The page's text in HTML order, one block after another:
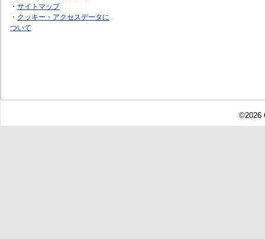
・ サイトマップ
・ クッキー・アクセスデータに
ついて
©2026